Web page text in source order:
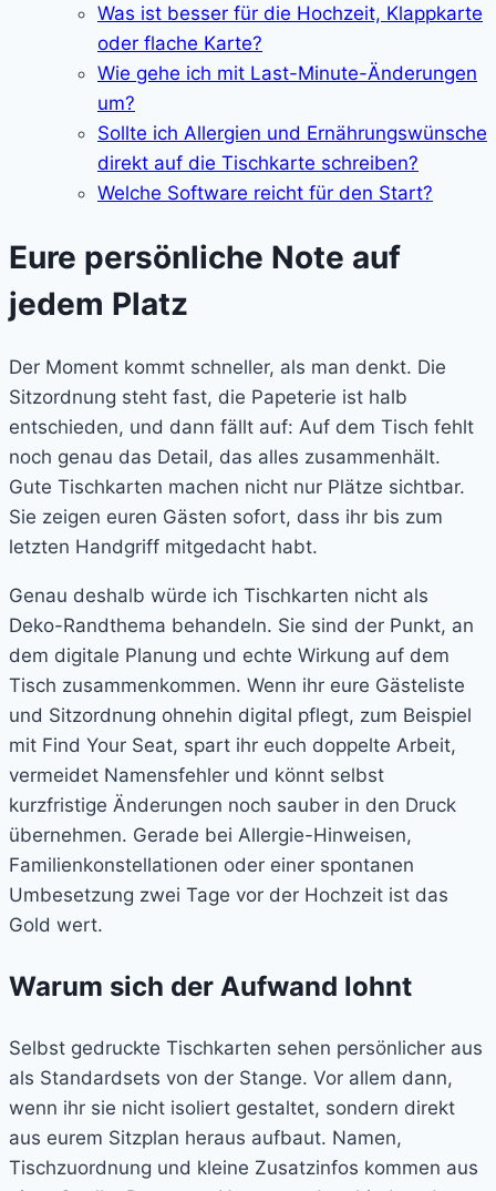
Was ist besser für die Hochzeit, Klappkarte
oder flache Karte?
Wie gehe ich mit Last-Minute-Änderungen
um?
Sollte ich Allergien und Ernährungswünsche
direkt auf die Tischkarte schreiben?
Welche Software reicht für den Start?
Eure persönliche Note auf
jedem Platz
Der Moment kommt schneller, als man denkt. Die
Sitzordnung steht fast, die Papeterie ist halb
entschieden, und dann fällt auf: Auf dem Tisch fehlt
noch genau das Detail, das alles zusammenhält.
Gute Tischkarten machen nicht nur Plätze sichtbar.
Sie zeigen euren Gästen sofort, dass ihr bis zum
letzten Handgriff mitgedacht habt.
Genau deshalb würde ich Tischkarten nicht als
Deko-Randthema behandeln. Sie sind der Punkt, an
dem digitale Planung und echte Wirkung auf dem
Tisch zusammenkommen. Wenn ihr eure Gästeliste
und Sitzordnung ohnehin digital pflegt, zum Beispiel
mit Find Your Seat, spart ihr euch doppelte Arbeit,
vermeidet Namensfehler und könnt selbst
kurzfristige Änderungen noch sauber in den Druck
übernehmen. Gerade bei Allergie-Hinweisen,
Familienkonstellationen oder einer spontanen
Umbesetzung zwei Tage vor der Hochzeit ist das
Gold wert.
Warum sich der Aufwand lohnt
Selbst gedruckte Tischkarten sehen persönlicher aus
als Standardsets von der Stange. Vor allem dann,
wenn ihr sie nicht isoliert gestaltet, sondern direkt
aus eurem Sitzplan heraus aufbaut. Namen,
Tischzuordnung und kleine Zusatzinfos kommen aus